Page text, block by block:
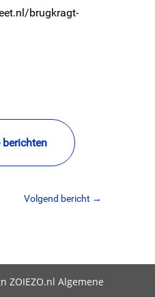
brugkragt-
berichten
Volgend bericht →
ZOIEZO.nl Algemene